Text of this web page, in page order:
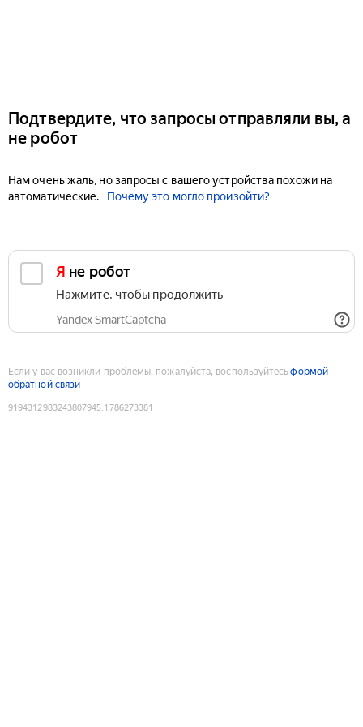
Подтвердите, что запросы отправляли вы, а
не робот
Нам очень жаль, но запросы с вашего устройства похожи на
автоматические.
Почему это могло произойти?
Я не робот
Нажмите, чтобы продолжить
Yandex SmartCaptcha
Если у вас возникли проблемы, пожалуйста, воспользуйтесьформой
обратной связи
9194312983243807945:1786273381